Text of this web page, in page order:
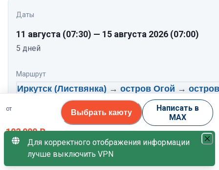
Даты
11 августа (07:30) — 15 августа 2026 (07:00)
5 дней
Маршрут
Иркутск (Листвянка) → остров Огой → остров
Ольхон → бухта Академическая → бухта
Бабушка → Иркутск
Нажмите, чтобы посмотреть программу по дням
Теплоход
Александр Великий
от
102 900₽
за 1 гостя
Выбрать каюту
Написать в
MAX
Для корректного отображения информации
лучше выключить VPN